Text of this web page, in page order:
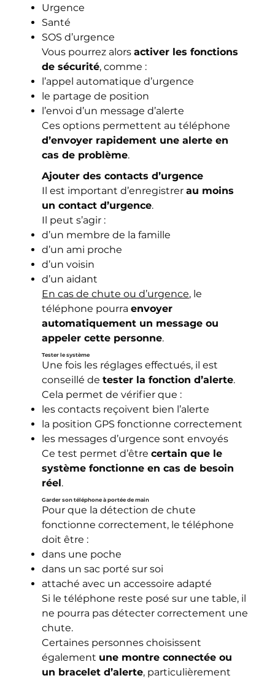
Urgence
Santé
SOS d’urgence
Vous pourrez alorsactiver les fonctions
de sécurité, comme :
l’appel automatique d’urgence
le partage de position
l’envoi d’un message d’alerte
Ces options permettent au téléphone
d’envoyer rapidement une alerte en
cas de problème.
Ajouter des contacts d’urgence
Il est important d’enregistrerau moins
un contact d’urgence.
Il peut s’agir :
d’un membre de la famille
d’un ami proche
d’un voisin
d’un aidant
En cas de chute ou d’urgence, le
téléphone pourraenvoyer
automatiquement un message ou
appeler cette personne.
Tester le système
Une fois les réglages effectués, il est
conseillé detester la fonction d’alerte.
Cela permet de vérifier que :
les contacts reçoivent bien l’alerte
la position GPS fonctionne correctement
les messages d’urgence sont envoyés
Ce test permet d’êtrecertain que le
système fonctionne en cas de besoin
réel.
Garder son téléphone à portée de main
Pour que la détection de chute
fonctionne correctement, le téléphone
doit être :
dans une poche
dans un sac porté sur soi
attaché avec un accessoire adapté
Si le téléphone reste posé sur une table, il
ne pourra pas détecter correctement une
chute.
Certaines personnes choisissent
également une montre connectée ou
un bracelet d’alerte, particulièrement